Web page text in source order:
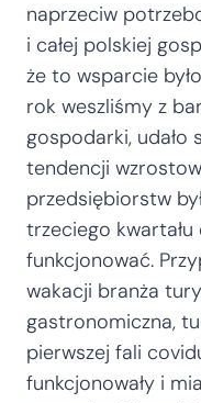
naprzeciw
i całej polskiej
że to wsparcie
rok weszliśmy z
gospodarki, udało
tendencji
przedsiębiorstw
trzeciego kwartału
funkcjonować.
wakacji branża
gastronomiczna,
pierwszej fali
funkcjonowały i